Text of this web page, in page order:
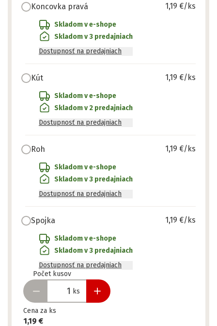
Koncovka pravá 1,19 €/ks
Skladom v e-shope
Skladom v 3 predajniach
Dostupnosť na predajniach
Kút 1,19 €/ks
Skladom v e-shope
Skladom v 2 predajniach
Dostupnosť na predajniach
Roh 1,19 €/ks
Skladom v e-shope
Skladom v 3 predajniach
Dostupnosť na predajniach
Spojka 1,19 €/ks
Skladom v e-shope
Skladom v 3 predajniach
Dostupnosť na predajniach
Počet kusov
ks
Pripravené
Cena za ks
1,19 €